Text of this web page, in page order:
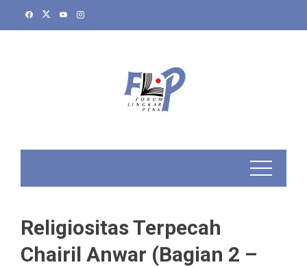
Religiositas Terpecah
Chairil Anwar (Bagian 2 –